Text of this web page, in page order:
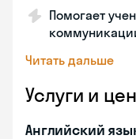
Помогает
Читать дальше
Услуги и
Английский